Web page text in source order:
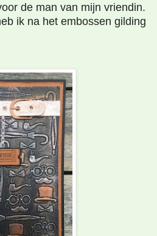
de man van mijn vriendin.
ik na het embossen gilding